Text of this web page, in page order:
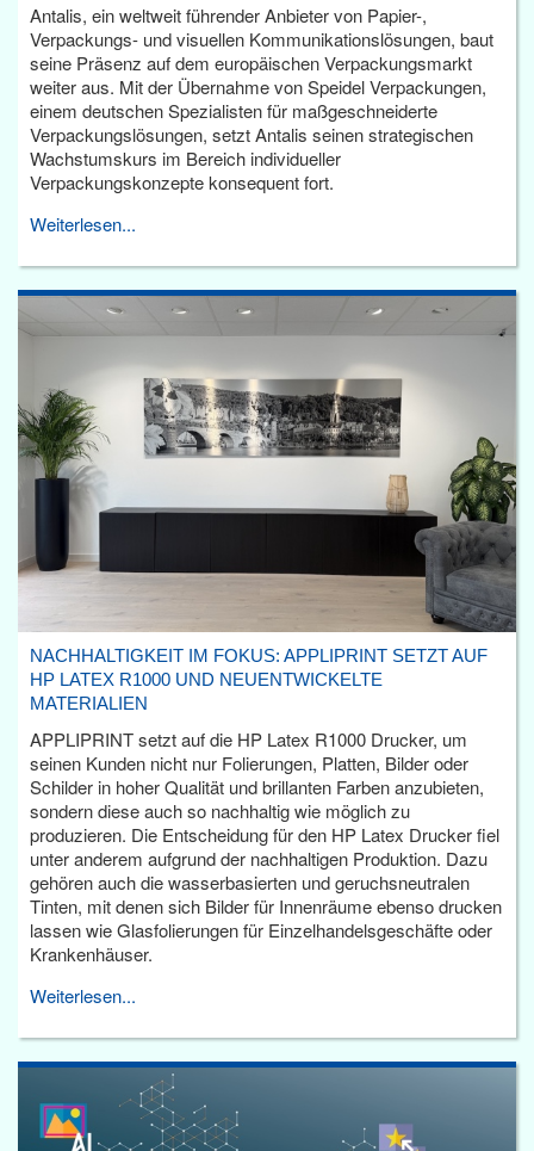
Antalis, ein weltweit führender Anbieter von Papier-,
Verpackungs- und visuellen Kommunikationslösungen, baut
seine Präsenz auf dem europäischen Verpackungsmarkt
weiter aus. Mit der Übernahme von Speidel Verpackungen,
einem deutschen Spezialisten für maßgeschneiderte
Verpackungslösungen, setzt Antalis seinen strategischen
Wachstumskurs im Bereich individueller
Verpackungskonzepte konsequent fort.
Weiterlesen...
NACHHALTIGKEIT IM FOKUS: APPLIPRINT SETZT AUF
HP LATEX R1000 UND NEUENTWICKELTE
MATERIALIEN
APPLIPRINT setzt auf die HP Latex R1000 Drucker, um
seinen Kunden nicht nur Folierungen, Platten, Bilder oder
Schilder in hoher Qualität und brillanten Farben anzubieten,
sondern diese auch so nachhaltig wie möglich zu
produzieren. Die Entscheidung für den HP Latex Drucker fiel
unter anderem aufgrund der nachhaltigen Produktion. Dazu
gehören auch die wasserbasierten und geruchsneutralen
Tinten, mit denen sich Bilder für Innenräume ebenso drucken
lassen wie Glasfolierungen für Einzelhandelsgeschäfte oder
Krankenhäuser.
Weiterlesen...